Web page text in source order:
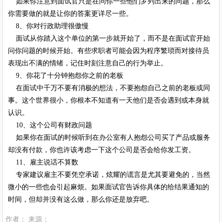
你需要做的就是让你的答案更详尽一些。
8、你对行政助理很傲慢
面试从你踏入这个单位的第一步就开始了，而不是在面试官开始
问你问题的时候开始。有些求职者可能会因为程序繁琐而对接待员
表现出不满的情绪，记住时刻注意自己的行为举止。
9、你花了十分钟抱怨你之前的老板
在面试中千万不要有消极的想法，不要抱怨自己之前的老板或同
事。这个世界很小，你根本不知道有一天他们是否会遇到或本身就
认识。
10、这个公司有财政问题
如果你在面试的时候听到在办公室有人抱怨公司买了产品或服务
却没有付款，你也许该考虑一下这个公司是否会给你发工资。
11、雇主说话不算数
专家建议雇主不要凭空承诺，炫耀的谎言是尤其要避免的，当然
微小的一些也会引起麻烦。如果面试官告诉你具体的给结果通知的
时间，但却并没有这么做，那么你还是放弃吧。
作者： 来源：